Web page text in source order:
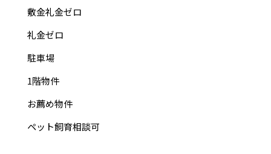
敷金礼金ゼロ
礼金ゼロ
駐車場
1階物件
お薦め物件
ペット飼育相談可